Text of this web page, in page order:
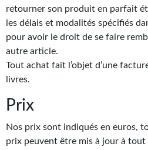
Nouvelles
Bifrost
Livres audio
Gratuit
Sans DRM
BIFROST
retourner son produit en parfait
les délais et modalités spécifiés
pour avoir le droit de se faire
autre article.
Tout achat fait l’objet d’une
livres.
Prix
Nos prix sont indiqués en euros,
prix peuvent être mis à jour à tout